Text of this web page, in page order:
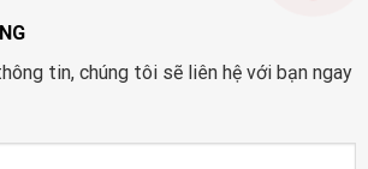
tin, chúng tôi sẽ liên hệ với bạn ngay